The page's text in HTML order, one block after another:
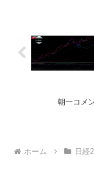
朝一コメ
ホーム 日経